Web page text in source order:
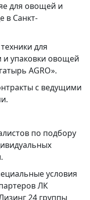
для овощей и
в Санкт-
для
и упаковки овощей
AGRO».
с ведущими
по подбору
условия
ЛК
24 группы